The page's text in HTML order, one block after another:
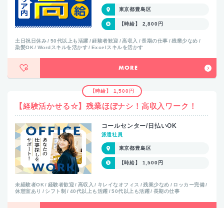
東京都豊島区
【時給】 2,800円
土日祝日休み 50代以上も活躍 経験者歓迎 高収入 長期の仕事
残業少なめ
染髪OK
Wordスキルを活かす Excelスキルを活かす
MORE
【時給】 1,500円
【経験活かせる☆】残業ほぼナシ！高収入ワーク！
コールセンター/日払いOK
派遣社員
東京都豊島区
【時給】 1,500円
未経験者OK 経験者歓迎 高収入 キレイなオフィス 残業少なめ
ロッカー完備
休憩室あり
シフト制 40代以上も活躍 50代以上も活躍 長期の仕事